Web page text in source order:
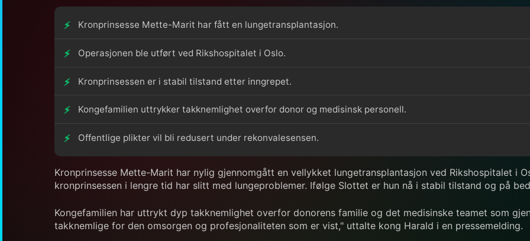
Kronprinsesse Mette-Marit har fått en lungetransplantasjon.
Operasjonen ble utført ved Rikshospitalet i Oslo.
Kronprinsessen er i stabil tilstand etter inngrepet.
Kongefamilien uttrykker takknemlighet overfor donor og medisinsk personell.
Offentlige plikter vil bli redusert under rekonvalesensen.
Kronprinsesse Mette-Marit har nylig gjennomgått en vellykket lungetransplantasjon ved Rikshospitalet i
kronprinsessen i lengre tid har slitt med lungeproblemer. Ifølge Slottet er hun nå i stabil tilstand og på
Kongefamilien har uttrykt dyp takknemlighet overfor donorens familie og det medisinske teamet som
takknemlige for den omsorgen og profesjonaliteten som er vist," uttalte kong Harald i en pressemelding.